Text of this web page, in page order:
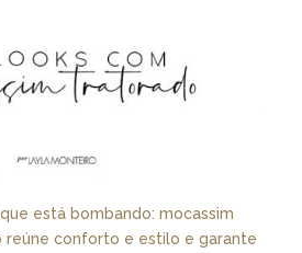
está bombando: mocassim
reúne conforto e estilo e garante